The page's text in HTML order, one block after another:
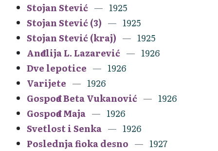
Stojan Stević
1925
Stojan Stević (3)
1925
Stojan Stević (kraj)
1925
Anđelija L. Lazarević
1926
Dve lepotice
1926
Varijete
1926
Gospođa Beta Vukanović
1926
Gospođa Maja
1926
Svetlost i Senka
1926
Poslednja fioka desno
1927